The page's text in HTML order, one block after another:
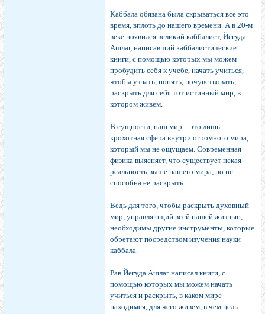
Каббала обязана была скрываться все это
время, вплоть до нашего времени. А в 20-м
веке появился великий каббалист, Йегуда
Ашлаг, написавший каббалистические
книги, с помощью которых мы можем
пробудить себя к учебе, начать учиться,
чтобы узнать, понять, почувствовать,
раскрыть для себя тот истинный мир, в
котором живем.
В сущности, наш мир – это лишь
крохотная сфера внутри огромного мира,
который мы не ощущаем. Современная
физика выясняет, что существует некая
реальность выше нашего мира, но не
способна ее раскрыть.
Ведь для того, чтобы раскрыть духовный
мир, управляющий всей нашей жизнью,
необходимы другие инструменты, которые
обретают посредством изучения науки
каббала.
Рав Йегуда Ашлаг написал книги, с
помощью которых мы можем начать
учиться и раскрыть, в каком мире
находимся, для чего живем, в чем цель